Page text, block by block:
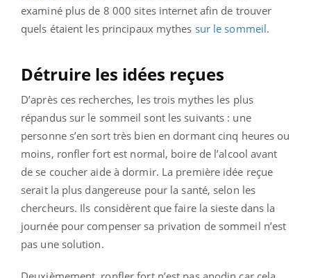
examiné plus de 8 000 sites internet afin de trouver
quels étaient les principaux mythes sur le sommeil.
Détruire les idées reçues
D’après ces recherches, les trois mythes les plus
répandus sur le sommeil sont les suivants : une
personne s’en sort très bien en dormant cinq heures ou
moins, ronfler fort est normal, boire de l’alcool avant
de se coucher aide à dormir. La première idée reçue
serait la plus dangereuse pour la santé, selon les
chercheurs. Ils considèrent que faire la sieste dans la
journée pour compenser sa privation de sommeil n’est
pas une solution.